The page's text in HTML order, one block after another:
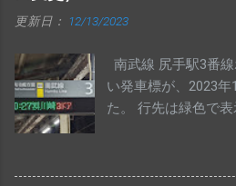
更新日： 12/13/2023
南武線 尻手駅3番
い発車標が、2023
た。 行先は緑色で表
示から左下に1ドッ
駅発車標「 4ドア